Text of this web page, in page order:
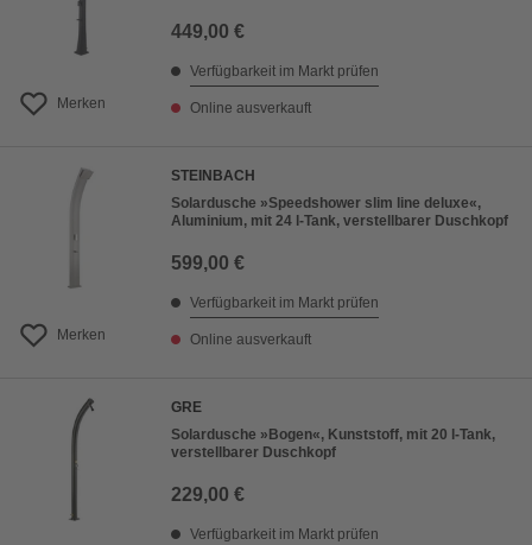
Merken
449,00 €
Verfügbarkeit im Markt prüfen
Online ausverkauft
Merken
STEINBACH
Solardusche »Speedshower slim line deluxe«,
Aluminium, mit 24 l-Tank, verstellbarer Duschkopf
599,00 €
Verfügbarkeit im Markt prüfen
Online ausverkauft
GRE
Solardusche »Bogen«, Kunststoff, mit 20 l-Tank,
verstellbarer Duschkopf
229,00 €
Verfügbarkeit im Markt prüfen